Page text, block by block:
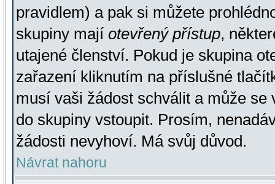
pravidlem) a pak si můžete
skupiny mají otevřený přístup,
utajené členství. Pokud je skupina
zařazení kliknutím na příslušné
musí vaši žádost schválit a může se
do skupiny vstoupit. Prosím,
žádosti nevyhoví. Má svůj důvod.
Návrat nahoru